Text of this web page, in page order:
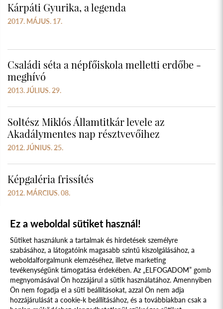
Kárpáti Gyurika, a legenda
2017. MÁJUS. 17.
Családi séta a népfőiskola melletti erdőbe -
meghívó
2013. JÚLIUS. 29.
Soltész Miklós Államtitkár levele az
Akadálymentes nap résztvevőihez
2012. JÚNIUS. 25.
Képgaléria frissítés
2012. MÁRCIUS. 08.
Süti szabályzat Adatvédelmi nyilatkozat
Ez a weboldal sütiket használ!
Sütiket használunk a tartalmak és hirdetések személyre
szabásához, a látogatóink magasabb szintű kiszolgálásához, a
weboldalforgalmunk elemzéséhez, illetve marketing
tevékenységünk támogatása érdekében. Az „ELFOGADOM” gomb
megnyomásával Ön hozzájárul a sütik használatához. Amennyiben
Ön nem fogadja el a süti beállításokat, azzal Ön nem adja
hozzájárulását a cookie-k beállításához, és a továbbiakban csak a